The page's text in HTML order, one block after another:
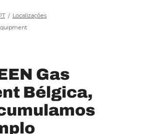
Localizações
Gas
Bélgica,